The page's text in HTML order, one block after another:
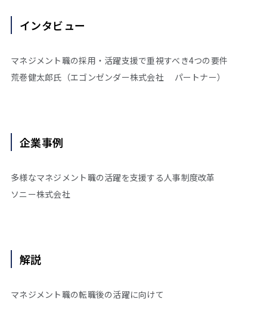
インタビュー
マネジメント職の採用・活躍支援で重視すべき4つの要件
荒巻健太郎氏（エゴンゼンダー株式会社 パートナー）
企業事例
多様なマネジメント職の活躍を支援する人事制度改革
ソニー株式会社
解説
マネジメント職の転職後の活躍に向けて